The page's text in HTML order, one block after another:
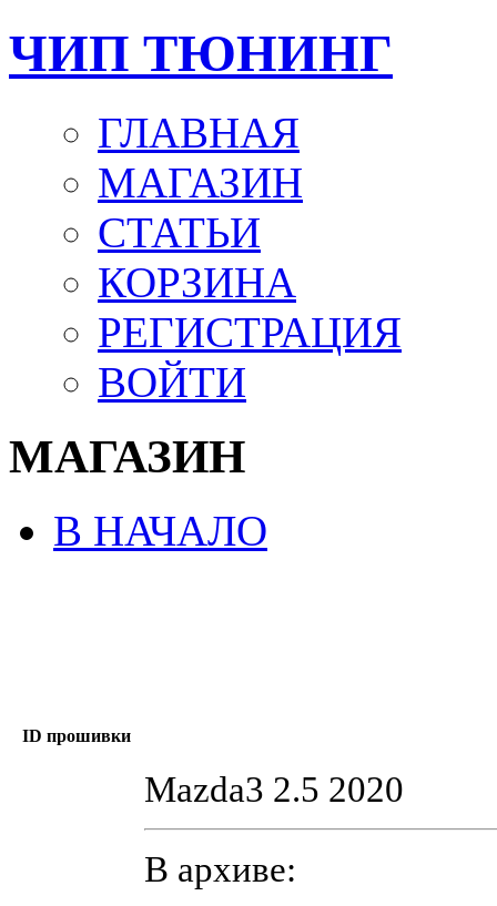
ЧИП ТЮНИНГ
ГЛАВНАЯ
МАГАЗИН
СТАТЬИ
КОРЗИНА
РЕГИСТРАЦИЯ
ВОЙТИ
МАГАЗИН
В НАЧАЛО
ID прошивки
Mazda3 2.5 2020
В архиве: